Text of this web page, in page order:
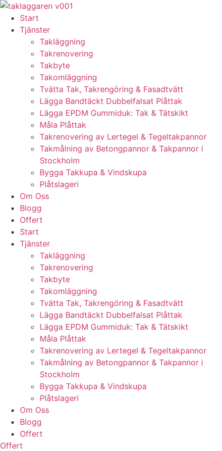
Skip
content
Start
Tjänster
Takläggning
Takrenovering
Takbyte
Takomläggning
Tvätta Tak, Takrengöring & Fasadtvätt
Lägga Bandtäckt Dubbelfalsat Plåttak
Lägga EPDM Gummiduk: Tak & Tätskikt
Måla Plåttak
Takrenovering av Lertegel & Tegeltakpannor
Takmålning av Betongpannor & Takpannor i
Stockholm
Bygga Takkupa & Vindskupa
Plåtslageri
Om Oss
Blogg
Offert
Start
Tjänster
Takläggning
Takrenovering
Takbyte
Takomläggning
Tvätta Tak, Takrengöring & Fasadtvätt
Lägga Bandtäckt Dubbelfalsat Plåttak
Lägga EPDM Gummiduk: Tak & Tätskikt
Måla Plåttak
Takrenovering av Lertegel & Tegeltakpannor
Takmålning av Betongpannor & Takpannor i
Stockholm
Bygga Takkupa & Vindskupa
Plåtslageri
Om Oss
Blogg
Offert
Offert